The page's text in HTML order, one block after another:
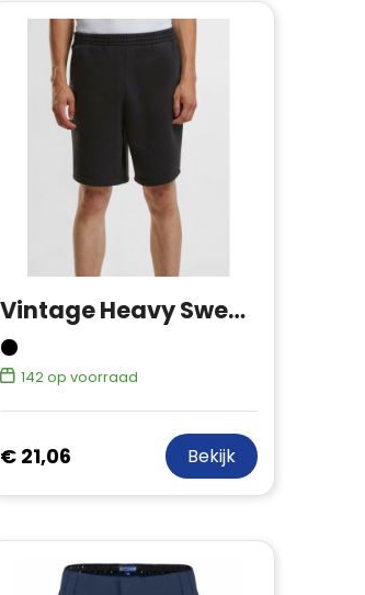
Vintage Heavy Sweatshorts
142op voorraad
€ 21,06 Bekijk